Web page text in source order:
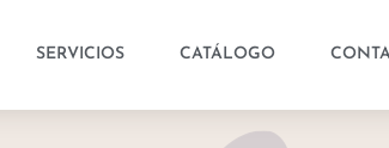
SERVICIOS CATÁLOGO